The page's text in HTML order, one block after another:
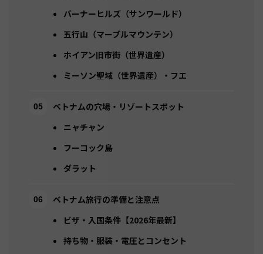
バーナーヒルズ（サンワールド）
五行山（マーブルマウンテン）
ホイアン旧市街（世界遺産）
ミーソン聖域（世界遺産）・フエ
ベトナムの穴場・リゾートスポット
ニャチャン
フーコック島
ダラット
ベトナム旅行の準備と注意点
ビザ・入国条件【2026年最新】
持ち物・服装・電圧とコンセント